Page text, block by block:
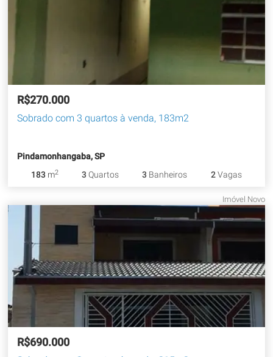
R$270.000
Sobrado com 3 quartos à venda, 183m2
Pindamonhangaba, SP
183 m2 3 Quartos 3 Banheiros 2Vagas
Imóvel Novo
R$690.000